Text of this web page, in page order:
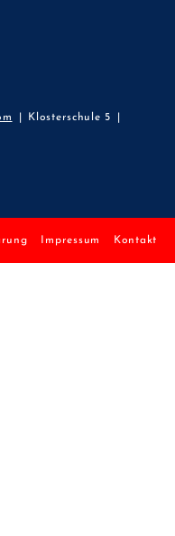
Klosterschule 5
Impressum Kontakt